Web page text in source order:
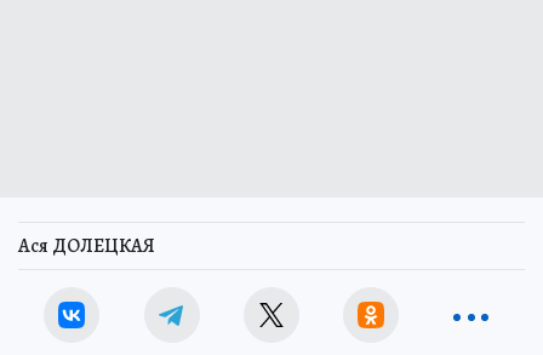
Ася ДОЛЕЦКАЯ